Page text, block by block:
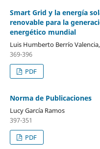
Smart Grid y la energía
renovable para la
energético mundial
Luis Humberto Berrío
369-396
PDF
Norma de Publicaciones
Lucy García Ramos
397-351
PDF